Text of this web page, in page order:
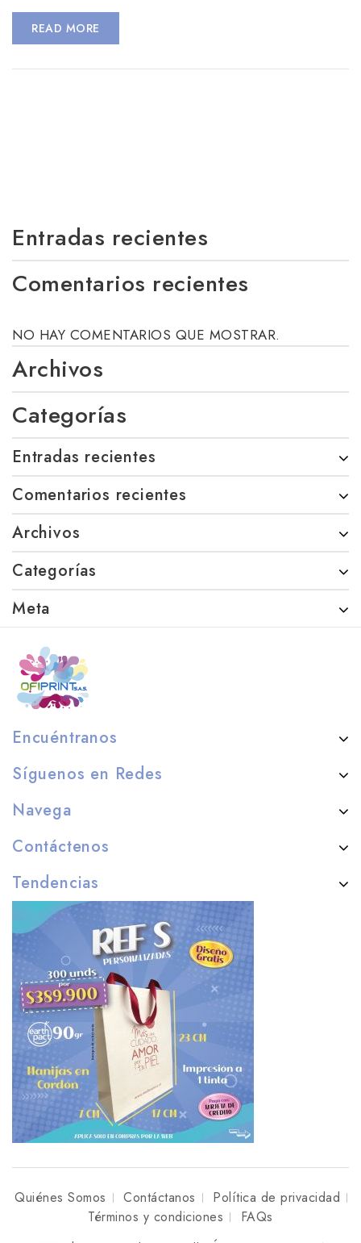
READ MORE
Entradas recientes
Comentarios recientes
NO HAY COMENTARIOS QUE MOSTRAR.
Archivos
Categorías
Entradas recientes
Comentarios recientes
Archivos
Categorías
Meta
Encuéntranos
Síguenos en Redes
Navega
Contáctenos
Tendencias
Quiénes Somos Contáctanos
Política de privacidad
Términos y condiciones
FAQs